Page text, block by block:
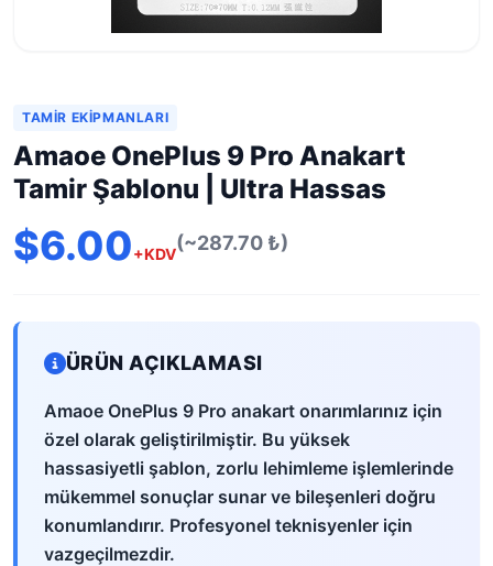
TAMIR EKIPMANLARI
Amaoe OnePlus 9 Pro Anakart
Tamir Şablonu | Ultra Hassas
$6.00+KDV(~287.70 ₺)
ÜRÜN AÇIKLAMASI
Amaoe OnePlus 9 Pro anakart onarımlarınız için
özel olarak geliştirilmiştir. Bu yüksek
hassasiyetli şablon, zorlu lehimleme işlemlerinde
mükemmel sonuçlar sunar ve bileşenleri doğru
konumlandırır. Profesyonel teknisyenler için
vazgeçilmezdir.